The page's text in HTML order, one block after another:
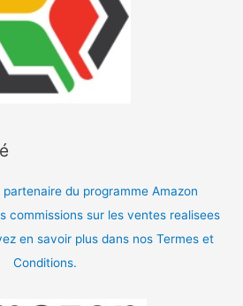
du programme Amazon
commissions sur les ventes realisees
en savoir plus dans nos Termes et
Conditions.